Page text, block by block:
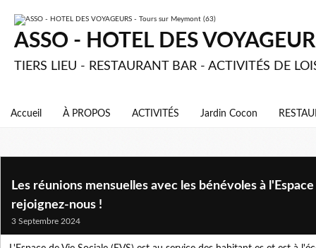
ASSO - HOTEL DES
TIERS LIEU - RESTAURANT BAR - ACTIVITÉS DE
Accueil À PROPOS ACTIVITÉS Jardin Cocon
Les réunions mensuelles avec les bénévoles à
rejoignez-nous !
3 Septembre 2024